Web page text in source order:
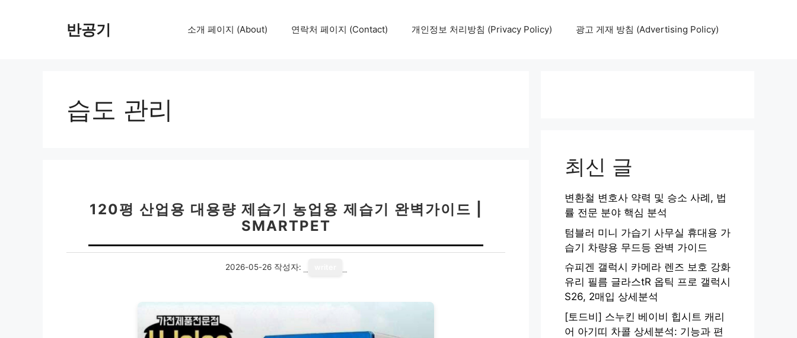
반공기 소개 페이지 (About) 연락처 페이지 (Contact) 개인정보 처리방침 (Privacy Policy) 광고 게재 방침 (Advertising Policy)
습도 관리
120평 산업용 대용량 제습기 농업용 제습기 완벽가이드 |
SMARTPET
2026-05-26 작성자:
최신 글
변환철 변호사 약력 및 승소 사례, 법
률 전문 분야 핵심 분석
텀블러 미니 가습기 사무실 휴대용 가
습기 차량용 무드등 완벽 가이드
슈피겐 갤럭시 카메라 렌즈 보호 강화
유리 필름 글라스tR 옵틱 프로 갤럭시
S26, 2매입 상세분석
[토드비] 스누킨 베이비 힙시트 캐리
어 아기띠 차콜 상세분석: 기능과 편